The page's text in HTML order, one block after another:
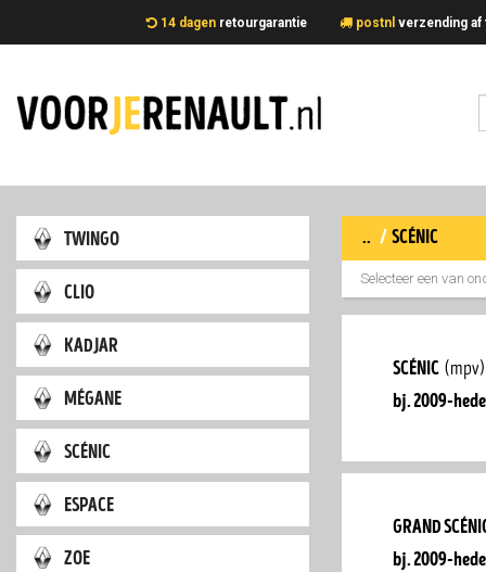
14 dagenretourgarantie postnl
twingo
clio
kadjar
mégane
scénic
espace
zoe
.. / scénic
Selecteer een van
scénic (mpv)
bj. 2009-
grand
bj. 2009-